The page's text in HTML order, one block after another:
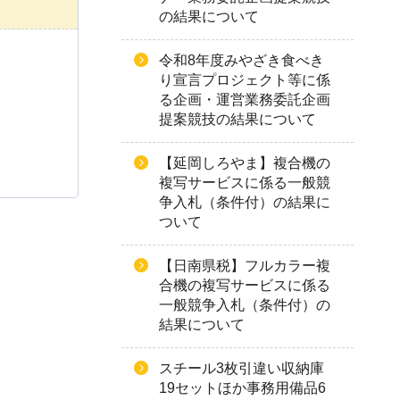
の結果について
令和8年度みやざき食べき
り宣言プロジェクト等に係
る企画・運営業務委託企画
提案競技の結果について
【延岡しろやま】複合機の
複写サービスに係る一般競
争入札（条件付）の結果に
ついて
【日南県税】フルカラー複
合機の複写サービスに係る
一般競争入札（条件付）の
結果について
スチール3枚引違い収納庫
19セットほか事務用備品6